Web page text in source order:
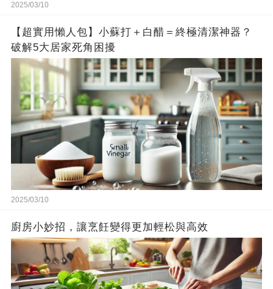
2025/03/10
【超實用懶人包】小蘇打＋白醋＝終極清潔神器？
破解5大居家死角困擾
2025/03/10
廚房小妙招，讓烹飪變得更加輕松與高效